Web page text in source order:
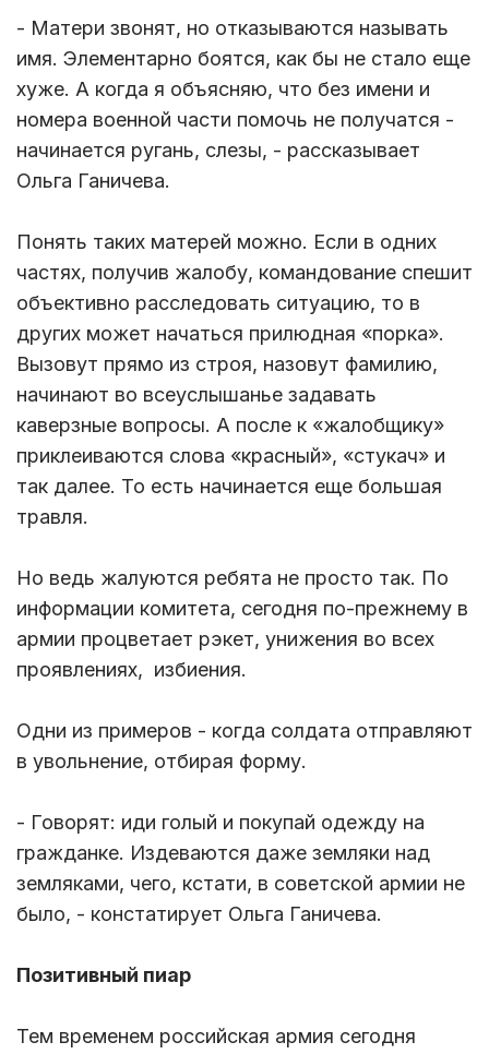
- Матери звонят, но отказываются называть
имя. Элементарно боятся, как бы не стало еще
хуже. А когда я объясняю, что без имени и
номера военной части помочь не получатся -
начинается ругань, слезы, - рассказывает
Ольга Ганичева.
Понять таких матерей можно. Если в одних
частях, получив жалобу, командование спешит
объективно расследовать ситуацию, то в
других может начаться прилюдная «порка».
Вызовут прямо из строя, назовут фамилию,
начинают во всеуслышанье задавать
каверзные вопросы. А после к «жалобщику»
приклеиваются слова «красный», «стукач» и
так далее. То есть начинается еще большая
травля.
Но ведь жалуются ребята не просто так. По
информации комитета, сегодня по-прежнему в
армии процветает рэкет, унижения во всех
проявлениях, избиения.
Одни из примеров - когда солдата отправляют
в увольнение, отбирая форму.
- Говорят: иди голый и покупай одежду на
гражданке. Издеваются даже земляки над
земляками, чего, кстати, в советской армии не
было, - констатирует Ольга Ганичева.
Позитивный пиар
Тем временем российская армия сегодня